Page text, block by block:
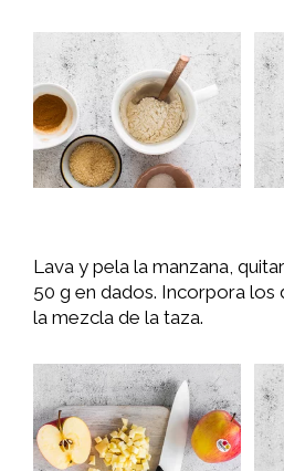
Lava y pela la manzana,
50 g en dados. Incorpora los
la mezcla de la taza.